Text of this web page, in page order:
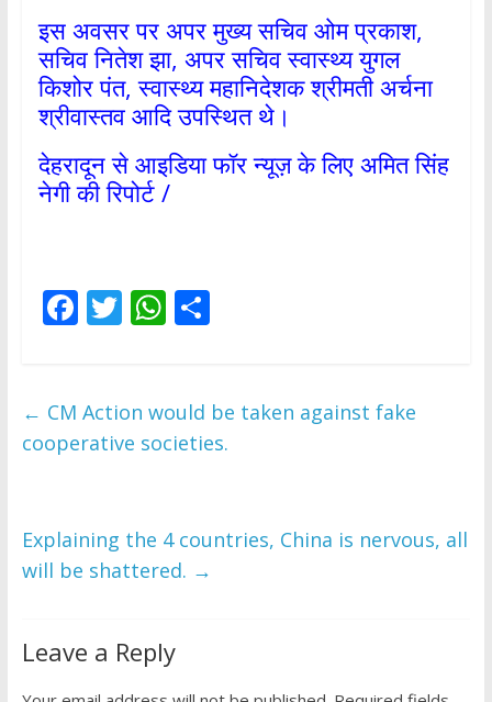
इस अवसर पर अपर मुख्य सचिव ओम प्रकाश,
सचिव नितेश झा, अपर सचिव स्वास्थ्य युगल
किशोर पंत, स्वास्थ्य महानिदेशक श्रीमती अर्चना
श्रीवास्तव आदि उपस्थित थे।
देहरादून से आइडिया फॉर न्यूज़ के लिए अमित सिंह
नेगी की रिपोर्ट /
F
b
o
T
er
W
s
A
S
e
← CM Action would be taken against fake
cooperative societies.
Explaining the 4 countries, China is nervous, all
will be shattered. →
Leave a Reply